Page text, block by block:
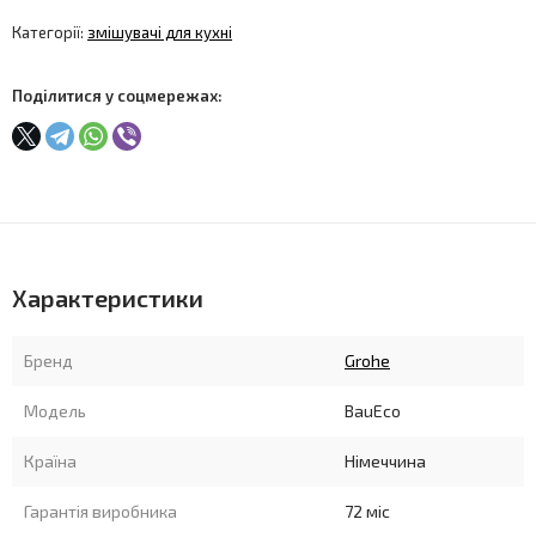
Категорії: змішувачі для кухні
Поділитися у соцмережах:
Характеристики
Бренд Grohe
Модель BauEco
Країна Німеччина
Гарантія виробника 72 міс